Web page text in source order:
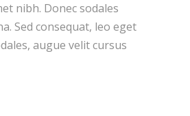
nibh. Donec sodales
Sed consequat, leo eget
augue velit cursus